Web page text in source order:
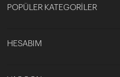
POPÜLER KATEGORİLER
HESABIM